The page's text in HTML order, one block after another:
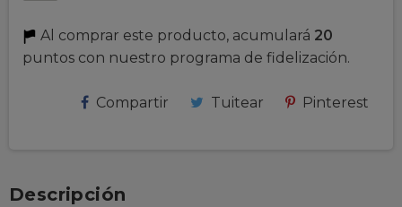
Al comprar este producto, acumulará 20
puntos con nuestro programa de fidelización.
Compartir Tuitear Pinterest
Descripción